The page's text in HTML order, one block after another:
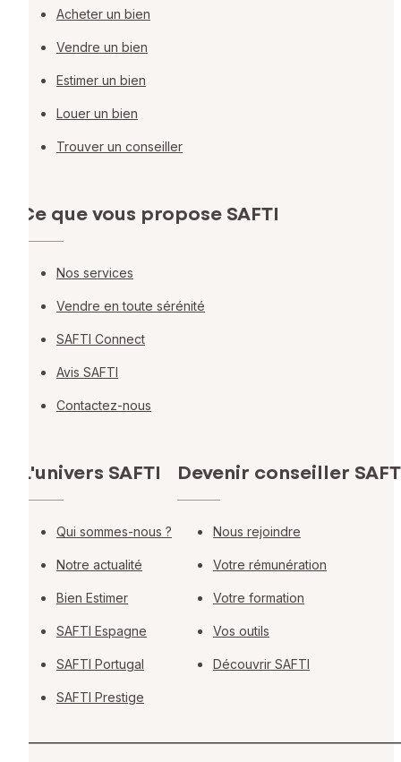
Acheter un bien
Vendre un bien
Estimer un bien
Louer un bien
Trouver un conseiller
Ce que vous propose SAFTI
Nos services
Vendre en toute sérénité
SAFTI Connect
Avis SAFTI
Contactez-nous
L'univers SAFTI
Qui sommes-nous ?
Notre actualité
Bien Estimer
SAFTI Espagne
SAFTI Portugal
SAFTI Prestige
Devenir conseiller
Nous rejoindre
Votre rémunération
Votre formation
Vos outils
Découvrir SAFTI